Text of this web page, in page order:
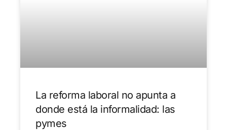
La reforma laboral no apunta a
donde está la informalidad: las
pymes